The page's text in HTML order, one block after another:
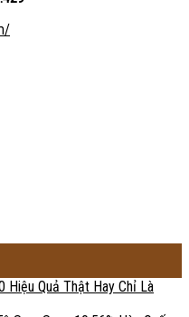
Hiệu Quả Thật Hay Chỉ Là